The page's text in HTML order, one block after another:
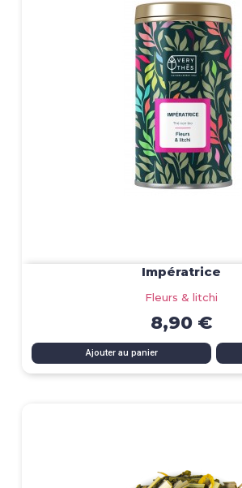
Impératrice
Fleurs & litchi
8,90 €
Ajouter au panier